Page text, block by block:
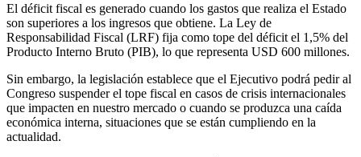
El déficit fiscal es generado cuando los gastos que realiza el Estado
son superiores a los ingresos que obtiene. La Ley de
Responsabilidad Fiscal (LRF) fija como tope del déficit el 1,5% del
Producto Interno Bruto (PIB), lo que representa USD 600 millones.
Sin embargo, la legislación establece que el Ejecutivo podrá pedir al
Congreso suspender el tope fiscal en casos de crisis internacionales
que impacten en nuestro mercado o cuando se produzca una caída
económica interna, situaciones que se están cumpliendo en la
actualidad.